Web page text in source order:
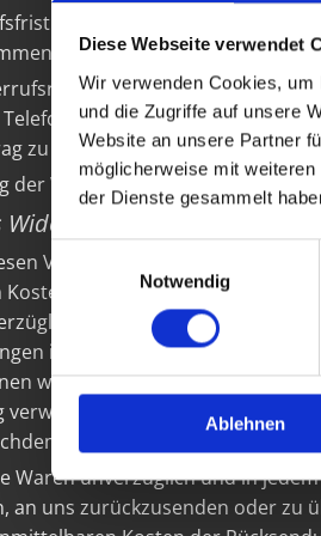
Diese Webseite verwendet
Wir verwenden Cookies,
und die Zugriffe auf unsere
Website an unsere Partner
möglicherweise mit
der Dienste gesammelt
Notwendig
Ablehnen
beträgt vierzehn Tage ab
haben bzw. hat.
auszuüben, müssen Sie
03821 - 6 23 73 ) mittels
zu widerrufen, informieren.
der Widerrufsfrist reicht es aus,
Vertrag widerrufen, haben
die sich daraus ergeben,
und spätestens binnen
ist. Für diese Rückzahlung
wurde ausdrücklich etwas
verweigern, bis wir die Waren
welches der frühere
Waren unverzüglich und in
an uns zurückzusenden oder zu